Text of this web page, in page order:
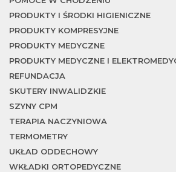
PRODUKTY I ŚRODKI HIGIENICZNE
PRODUKTY KOMPRESYJNE
PRODUKTY MEDYCZNE
PRODUKTY MEDYCZNE I
REFUNDACJA
SKUTERY INWALIDZKIE
SZYNY CPM
TERAPIA NACZYNIOWA
TERMOMETRY
UKŁAD ODDECHOWY
WKŁADKI ORTOPEDYCZNE